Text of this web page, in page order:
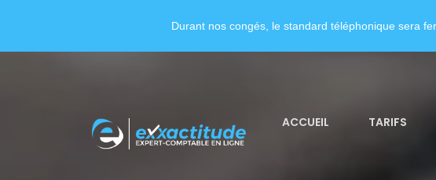
ACCUEIL TARIFS
Durant nos congés, le standard téléphonique sera